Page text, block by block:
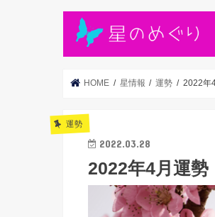
HOME 星情報 運勢 2022年
運勢
2022.03.28
2022年4月運